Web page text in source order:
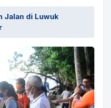
Jalan di Luwuk